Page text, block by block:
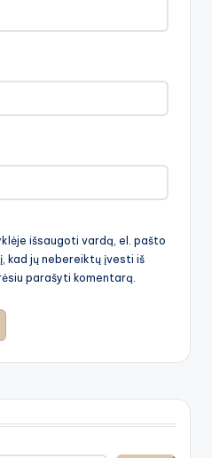
išsaugoti vardą, el. pašto
kad jų nebereiktų įvesti iš
parašyti komentarą.